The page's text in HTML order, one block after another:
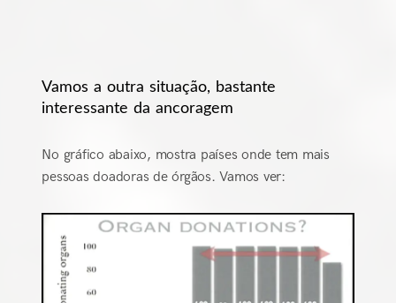
Vamos a outra situação, bastante
interessante da ancoragem
No gráfico abaixo, mostra países onde tem mais
pessoas doadoras de órgãos. Vamos ver: